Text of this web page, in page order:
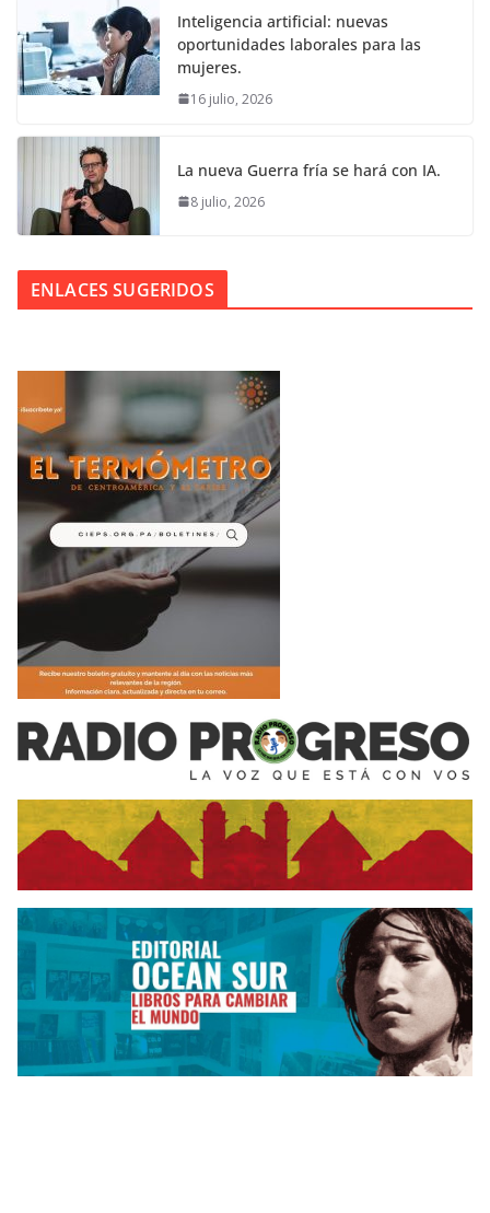
Inteligencia artificial: nuevas
oportunidades laborales para las
mujeres.
16 julio, 2026
La nueva Guerra fría se hará con IA.
8 julio, 2026
ENLACES SUGERIDOS